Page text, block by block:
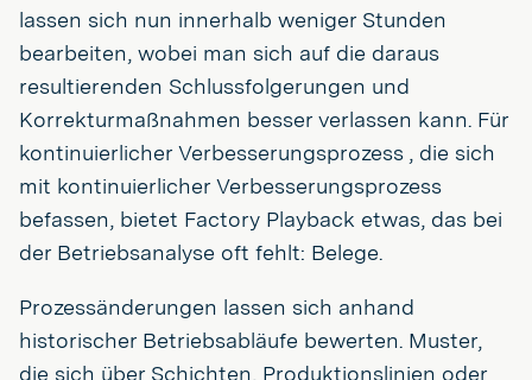
lassen sich nun innerhalb weniger Stunden
bearbeiten, wobei man sich auf die daraus
resultierenden Schlussfolgerungen und
Korrekturmaßnahmen besser verlassen kann. Für
kontinuierlicher Verbesserungsprozess , die sich
mit kontinuierlicher Verbesserungsprozess
befassen, bietet Factory Playback etwas, das bei
der Betriebsanalyse oft fehlt: Belege.
Prozessänderungen lassen sich anhand
historischer Betriebsabläufe bewerten. Muster,
die sich über Schichten, Produktionslinien oder